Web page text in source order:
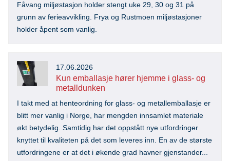
Fåvang miljøstasjon holder stengt uke 29, 30 og 31 på
grunn av ferieavvikling. Frya og Rustmoen miljøstasjoner
holder åpent som vanlig.
17.06.2026
Kun emballasje hører hjemme i glass- og
metalldunken
I takt med at henteordning for glass- og metallemballasje er
blitt mer vanlig i Norge, har mengden innsamlet materiale
økt betydelig. Samtidig har det oppstått nye utfordringer
knyttet til kvaliteten på det som leveres inn. En av de største
utfordringene er at det i økende grad havner gjenstander...